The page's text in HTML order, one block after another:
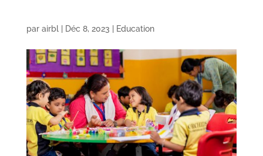
par airbl| Déc 8, 2023 Education